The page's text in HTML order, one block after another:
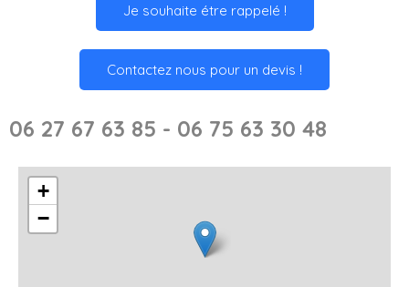
Je souhaite étre rappelé !
Contactez nous pour un devis !
06 27 67 63 85 - 06 75 63 30 48
+
−